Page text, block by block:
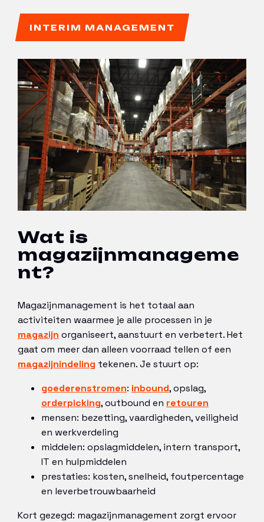
INTERIM MANAGEMENT
Wat is
magazijnmanageme
nt?
Magazijnmanagement is het totaal aan
activiteiten waarmee je alle processen in je
magazijn organiseert, aanstuurt en verbetert. Het
gaat om meer dan alleen voorraad tellen of een
magazijnindeling tekenen. Je stuurt op:
goederenstromen: inbound, opslag,
orderpicking, outbound en retouren
mensen: bezetting, vaardigheden, veiligheid
en werkverdeling
middelen: opslagmiddelen, intern transport,
IT en hulpmiddelen
prestaties: kosten, snelheid, foutpercentage
en leverbetrouwbaarheid
Kort gezegd: magazijnmanagement zorgt ervoor